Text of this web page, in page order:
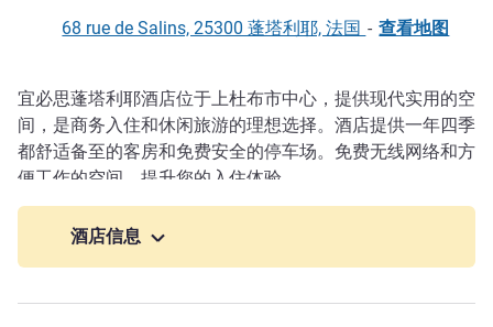
68 rue de Salins, 25300 蓬塔利耶, 法国 - 查看地图
描述
宜必思蓬塔利耶酒店位于上杜布市中心，提供现代实用的空
间，是商务入住和休闲旅游的理想选择。酒店提供一年四季
都舒适备至的客房和免费安全的停车场。免费无线网络和方
便工作的空间，提升您的入住体验。
在风景优美的上杜布和本地区之间，参观孔泰奶酪工厂，感
受地道体验。"期待您光临宜必思蓬塔利耶酒店！"Kamilia
酒店信息